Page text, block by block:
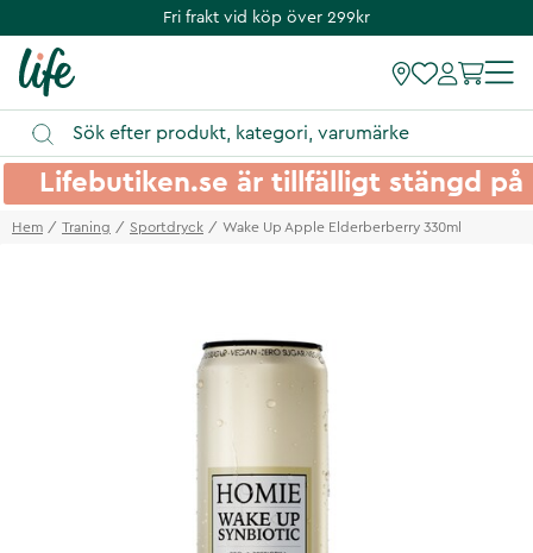
Fri frakt vid köp över 299kr
Lifebutiken.se är tillfälligt stängd
Hem Traning Sportdryck Wake Up Apple Elderberberry 330ml